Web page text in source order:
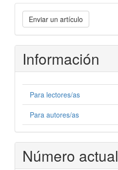
Enviar
un
artículo
Enviar un artículo
Información
Para lectores/as
Para autores/as
Número actual